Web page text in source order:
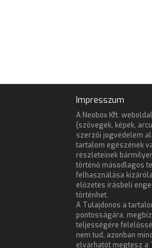
Impresszum
A Neobox Kft.
(szövegek, képek,
szerzői jogvédelem
tartalom egészének
részleteinek
történő másodlagos
felhasználása
előzetes írásbeli
történhet.
A Tulajdonos a
pontosságára,
teljességére
nem tud, azonban
elvárhatót megtesz a